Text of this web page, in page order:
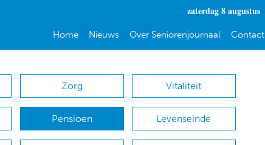
zaterdag 8 augustus
Home Nieuws Over Seniorenjournaal Contact
Zorg Vitaliteit
Pensioen Levenseinde